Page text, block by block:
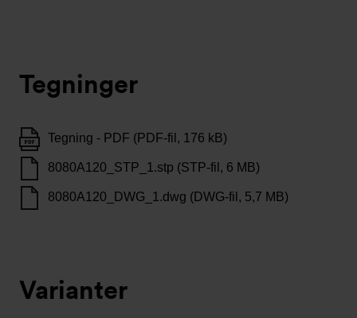
Tegninger
Tegning - PDF (PDF-fil, 176 kB)
8080A120_STP_1.stp (STP-fil, 6 MB)
8080A120_DWG_1.dwg (DWG-fil, 5,7 MB)
Varianter